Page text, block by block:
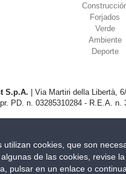
Forjados
Verde
Ambiente
Deporte
S.p.A. | Via Martiri della Libertà,
PD. n. 03285310284 - R.E.A. n.
cookies, que son
de las cookies, revise la
pulsar en un enlace o